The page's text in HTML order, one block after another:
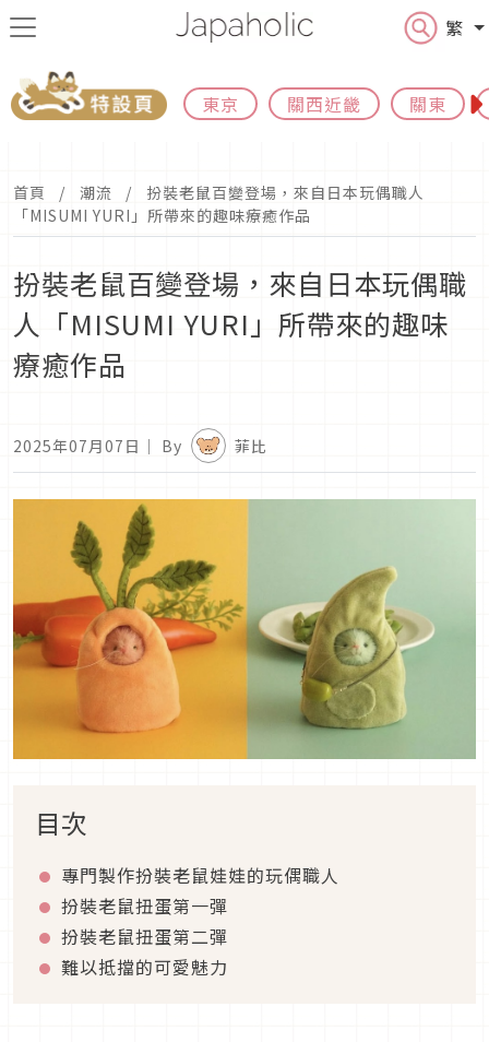
繁
東京 關西近畿 關東
首頁 潮流
扮裝老鼠百變登場，來自日本玩偶職人
「MISUMI YURI」所帶來的趣味療癒作品
扮裝老鼠百變登場，來自日本玩偶職
人「MISUMI YURI」所帶來的趣味
療癒作品
2025年07月07日 ｜ By 菲比
目次
專門製作扮裝老鼠娃娃的玩偶職人
扮裝老鼠扭蛋第一彈
扮裝老鼠扭蛋第二彈
難以抵擋的可愛魅力